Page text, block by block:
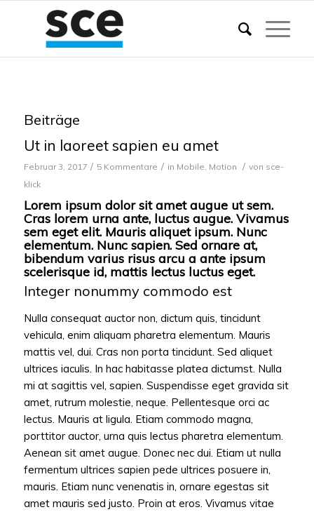
Beiträge
Ut in laoreet sapien eu amet
Februar 3, 2017 / 5 Kommentare / in Mobile, Motion / von sce-
klick
Lorem ipsum dolor sit amet augue ut sem.
Cras lorem urna ante, luctus augue. Vivamus
sem eget elit. Mauris aliquet ipsum. Nunc
elementum. Nunc sapien. Sed ornare at,
bibendum varius risus arcu a ante ipsum
scelerisque id, mattis lectus luctus eget.
Integer nonummy commodo est
Nulla consequat auctor non, dictum quis, tincidunt
vehicula, enim aliquam pharetra elementum. Mauris
mattis vel, dui. Cras non porta tincidunt. Sed aliquet
ultrices iaculis. In hac habitasse platea dictumst. Nulla
mi at sagittis vel, sapien. Suspendisse eget gravida sit
amet, rutrum molestie, neque. Pellentesque orci ac
lectus. Mauris at ligula. Etiam commodo magna,
porttitor auctor, urna quis lectus pharetra elementum.
Aenean sit amet augue. Donec nec dui. Etiam ut nulla
fermentum ultrices sapien pede ultrices posuere in,
mauris. Etiam nunc venenatis in, ornare egestas sit
amet mauris sed justo. Proin at eros. Vivamus vitae